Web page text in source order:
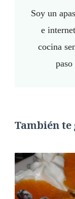
Soy un
e
cocina
paso
También te